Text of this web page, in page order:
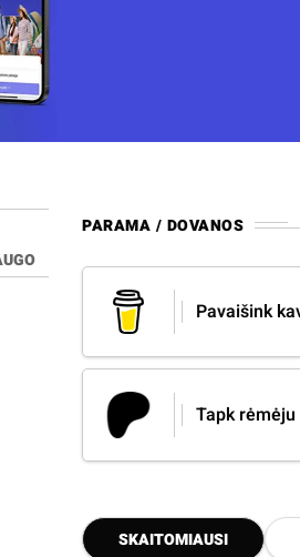
PARAMA / DOVANOS
Pavaišink
Tapk rėmėju
SKAITOMIAUSI